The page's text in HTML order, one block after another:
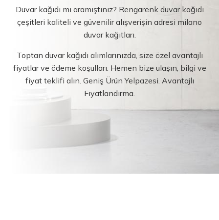
Duvar kağıdı mı aramıştınız? Rengarenk duvar kağıdı
çeşitleri kaliteli ve güvenilir alışverişin adresi milano
duvar kağıtları.
Toptan duvar kağıdı alımlarınızda, size özel avantajlı
fiyatlar ve ödeme koşulları. Hemen bize ulaşın, bilgi ve
fiyat teklifi alın. Geniş Ürün Yelpazesi. Avantajlı
Fiyatlandırma.